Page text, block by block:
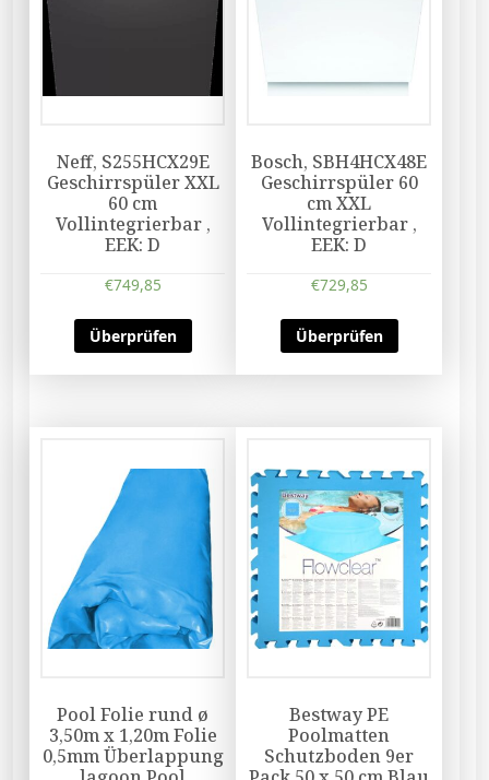
Neff, S255HCX29E
Geschirrspüler XXL
60 cm
Vollintegrierbar ,
EEK: D
€749,85
Überprüfen
Bosch, SBH4HCX48E
Geschirrspüler 60
cm XXL
Vollintegrierbar ,
EEK: D
€729,85
Überprüfen
Pool Folie rund ø
3,50m x 1,20m Folie
0,5mm Überlappung
Bestway PE
Poolmatten
Schutzboden 9er